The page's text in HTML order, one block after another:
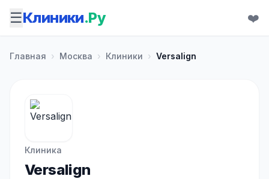
☰Клиники.Ру ❤️
Главная › Москва › Клиники › Versalign
Клиника
Versalign